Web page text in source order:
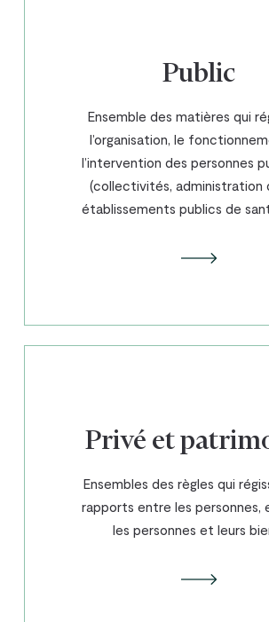
Public
Ensemble des matières qui
l’organisation, le
l’intervention des personnes
(collectivités, administration
établissements publics de
Privé et
Ensembles des règles qui
rapports entre les personnes,
les personnes et leurs